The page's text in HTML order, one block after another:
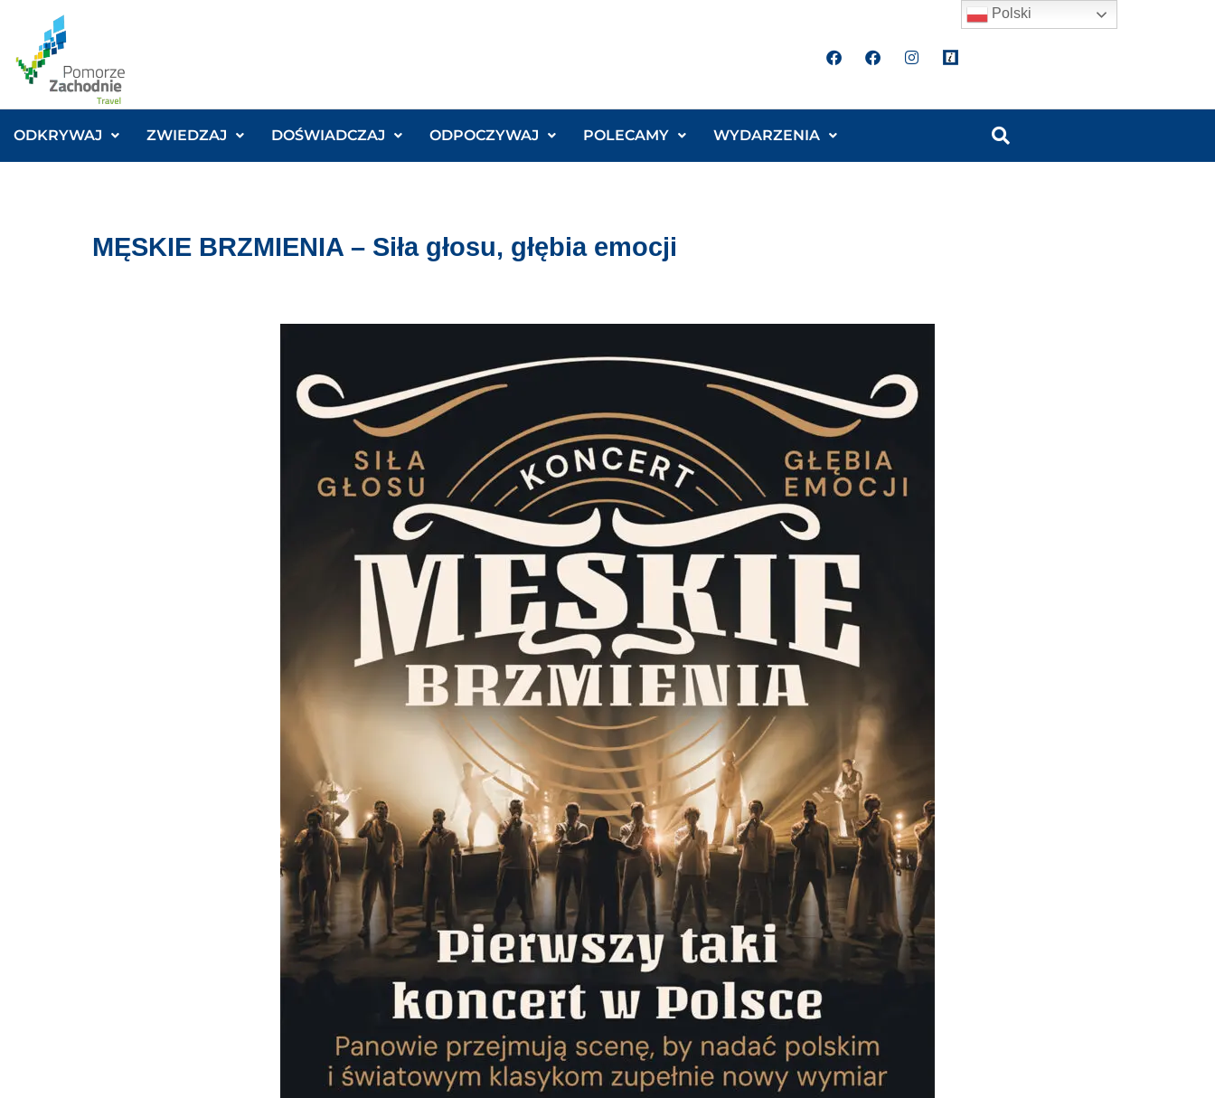
ODKRYWAJ ZWIEDZAJ DOŚWIADCZAJ ODPOCZYWAJ POLECAMY WYDARZENIA
MĘSKIE BRZMIENIA – Siła głosu, głębia emocji
Polski